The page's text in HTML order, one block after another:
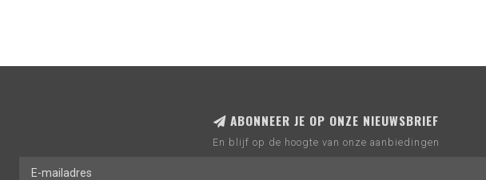
ABONNEER JE OP ONZE NIEUWSBRIEF
En blijf op de hoogte van onze aanbiedingen